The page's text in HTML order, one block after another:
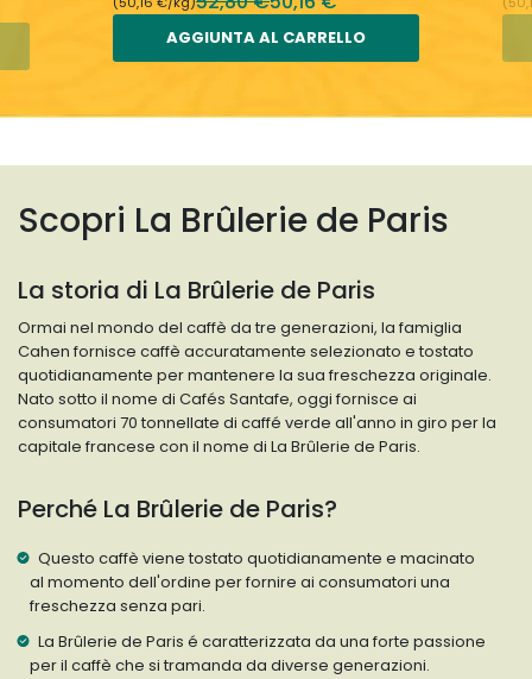
AGGIUNTA AL CARRELLO
Scopri La Brûlerie de Paris
La storia di La Brûlerie de Paris
Ormai nel mondo del caffè da tre generazioni, la famiglia
Cahen fornisce caffè accuratamente selezionato e tostato
quotidianamente per mantenere la sua freschezza originale.
Nato sotto il nome di Cafés Santafe, oggi fornisce ai
consumatori 70 tonnellate di caffé verde all'anno in giro per la
capitale francese con il nome di La Brûlerie de Paris.
Perché La Brûlerie de Paris?
Questo caffè viene tostato quotidianamente e macinato
al momento dell'ordine per fornire ai consumatori una
freschezza senza pari.
La Brûlerie de Paris é caratterizzata da una forte passione
per il caffè che si tramanda da diverse generazioni.